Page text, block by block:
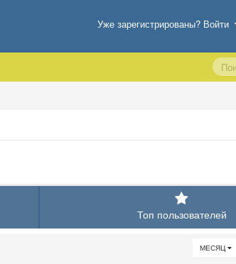
Уже зарегистрированы? Войти
Топ пользователей
МЕСЯЦ